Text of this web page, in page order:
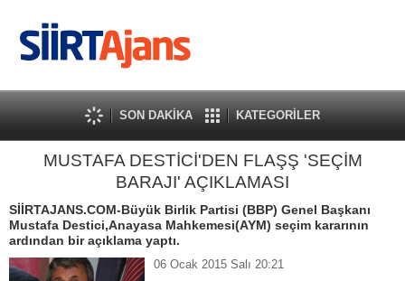
SON DAKİKA KATEGORİLER
MUSTAFA DESTİCİ'DEN FLAŞŞ 'SEÇİM
BARAJI' AÇIKLAMASI
SİİRTAJANS.COM-Büyük Birlik Partisi (BBP) Genel Başkanı
Mustafa Destici,Anayasa Mahkemesi(AYM) seçim kararının
ardından bir açıklama yaptı.
06 Ocak 2015 Salı 20:21